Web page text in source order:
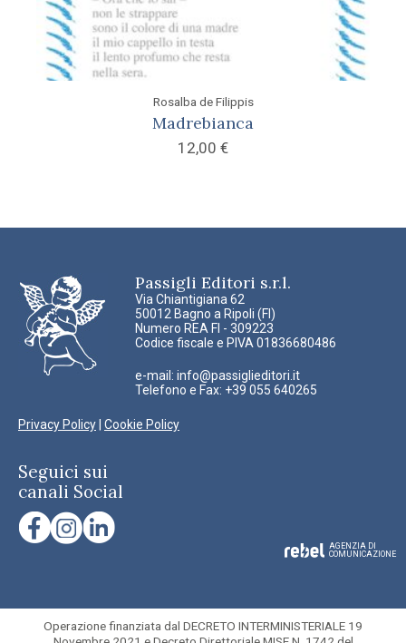
Rosalba de Filippis
Madrebianca
12,00 €
Passigli Editori s.r.l.
Via Chiantigiana 62
50012 Bagno a Ripoli (FI)
Numero REA FI - 309223
Codice fiscale e PIVA 01836680486
e-mail: info@passiglieditori.it
Telefono e Fax: +39 055 640265
Privacy Policy Cookie Policy
Seguici sui
canali Social
AGENZIA DI
COMUNICAZIONE
Operazione finanziata dal DECRETO INTERMINISTERIALE 19